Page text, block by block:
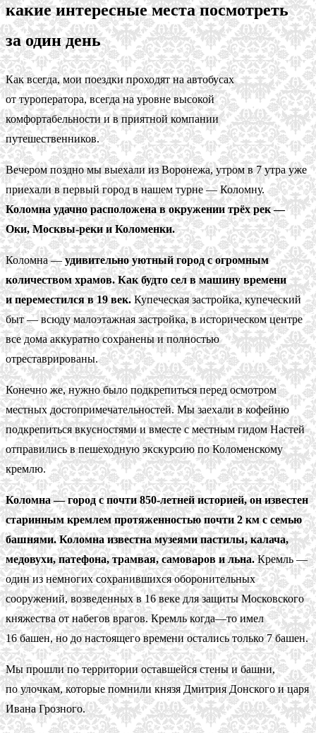
какие интересные места посмотреть
за один день
Как всегда, мои поездки проходят на автобусах
от туроператора, всегда на уровне высокой
комфортабельности и в приятной компании
путешественников.
Вечером поздно мы выехали из Воронежа, утром в 7 утра уже
приехали в первый город в нашем турне — Коломну.
Коломна удачно расположена в окружении трёх рек —
Оки, Москвы-реки и Коломенки.
Коломна —удивительно уютный город с огромным
количеством храмов. Как будто сел в машину времени
и переместился в 19 век. Купеческая застройка, купеческий
быт — всюду малоэтажная застройка, в историческом центре
все дома аккуратно сохранены и полностью
отреставрированы.
Конечно же, нужно было подкрепиться перед осмотром
местных достопримечательностей. Мы заехали в кофейню
подкрепиться вкусностями и вместе с местным гидом Настей
отправились в пешеходную экскурсию по Коломенскому
кремлю.
Коломна — город с почти 850-летней историей, он известен
старинным кремлем протяженностью почти 2 км с семью
башнями. Коломна известна музеями пастилы, калача,
медовухи, патефона, трамвая, самоваров и льна.Кремль —
один из немногих сохранившихся оборонительных
сооружений, возведенных в 16 веке для защиты Московского
княжества от набегов врагов. Кремль когда—то имел
16 башен, но до настоящего времени остались только 7 башен.
Мы прошли по территории оставшейся стены и башни,
по улочкам, которые помнили князя Дмитрия Донского и царя
Ивана Грозного.